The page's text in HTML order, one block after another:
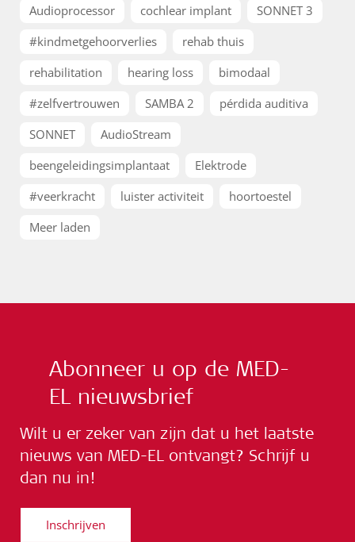
Audioprocessor
cochlear implant
SONNET 3
#kindmetgehoorverlies
rehab thuis
rehabilitation
hearing loss
bimodaal
#zelfvertrouwen
SAMBA 2
pérdida auditiva
SONNET
AudioStream
beengeleidingsimplantaat
Elektrode
#veerkracht
luister activiteit
hoortoestel
Meer laden
Abonneer u op de MED-
EL nieuwsbrief
Wilt u er zeker van zijn dat u het laatste
nieuws van MED-EL ontvangt? Schrijf u
dan nu in!
Inschrijven